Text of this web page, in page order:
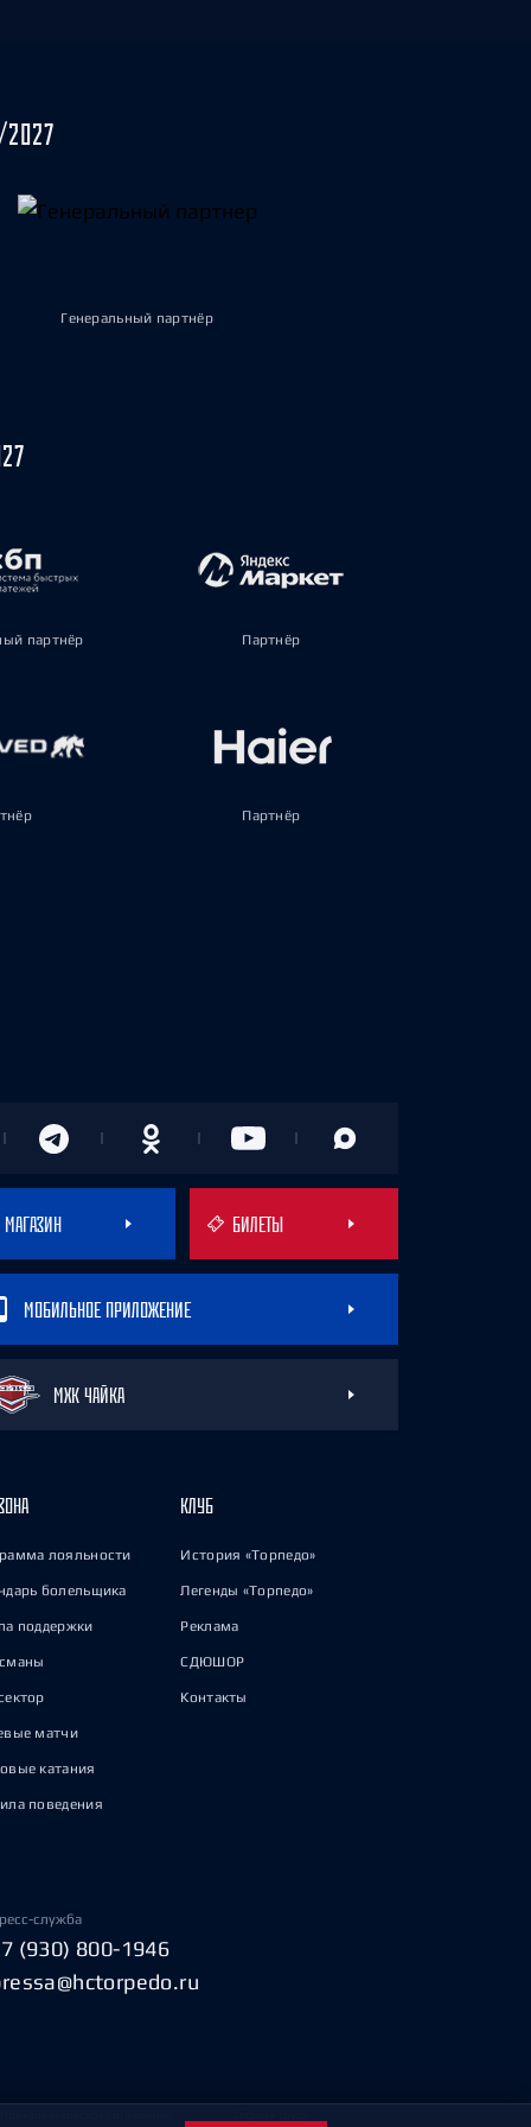
Генеральный партнёр
партнёр Партнёр
Партнёр
МАГАЗИН БИЛЕТЫ
МОБИЛЬНОЕ ПРИЛОЖЕНИЕ
МХК ЧАЙКА
лояльности
болельщика
поддержки
матчи
катания
поведения
КЛУБ
История «Торпедо»
Легенды «Торпедо»
Реклама
СДЮШОР
Контакты
служба
(930) 800-1946